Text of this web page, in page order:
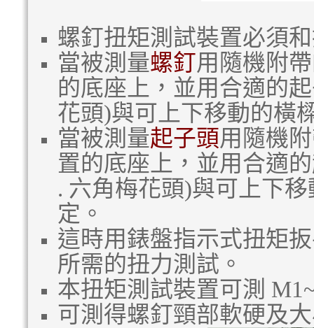
螺釘扭矩測試裝置必須
當被測量螺釘用隨機附
的底座上，並用合適的
花頭)與可上下移動的橫
當被測量起子頭用隨機
置的底座上，並用合適
. 六角梅花頭)與可上下
定。
這時用錶盤指示式扭矩
所需的扭力測試。
本扭矩測試裝置可測
可測得螺釘頸部軟硬及